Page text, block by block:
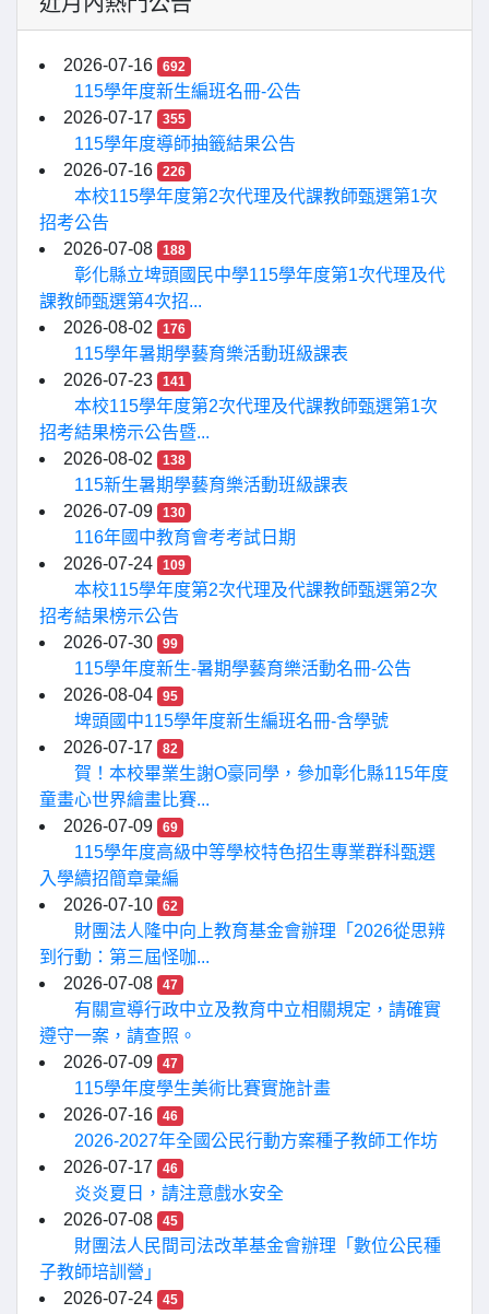
2026-07-16 692
115學年度新生編班名冊-公告
2026-07-17
355
115學年度導師抽籤結果公告
2026-07-16
226
本校115學年度第2次代理及代課教師甄選第1次
招考公告
2026-07-08
188
彰化縣立埤頭國民中學115學年度第1次代理及代
課教師甄選第4次招...
2026-08-02
176
115學年暑期學藝育樂活動班級課表
2026-07-23
141
本校115學年度第2次代理及代課教師甄選第1次
招考結果榜示公告暨...
2026-08-02
138
115新生暑期學藝育樂活動班級課表
2026-07-09
130
116年國中教育會考考試日期
2026-07-24
109
本校115學年度第2次代理及代課教師甄選第2次
招考結果榜示公告
2026-07-30
99
115學年度新生-暑期學藝育樂活動名冊-公告
2026-08-04
95
埤頭國中115學年度新生編班名冊-含學號
2026-07-17
82
賀！本校畢業生謝O豪同學，參加彰化縣115年度
童畫心世界繪畫比賽...
2026-07-09
69
115學年度高級中等學校特色招生專業群科甄選
入學續招簡章彙編
2026-07-10
62
財團法人隆中向上教育基金會辦理「2026從思辨
到行動：第三屆怪咖...
2026-07-08
47
有關宣導行政中立及教育中立相關規定，請確實
遵守一案，請查照。
2026-07-09
47
115學年度學生美術比賽實施計畫
2026-07-16
46
2026-2027年全國公民行動方案種子教師工作坊
2026-07-17
46
炎炎夏日，請注意戲水安全
2026-07-08
45
財團法人民間司法改革基金會辦理「數位公民種
子教師培訓營」
2026-07-24
45